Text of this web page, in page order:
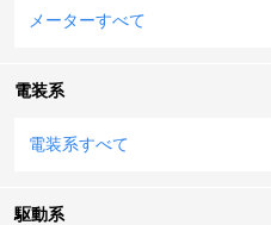
メーターすべて
電装系
電装系すべて
駆動系